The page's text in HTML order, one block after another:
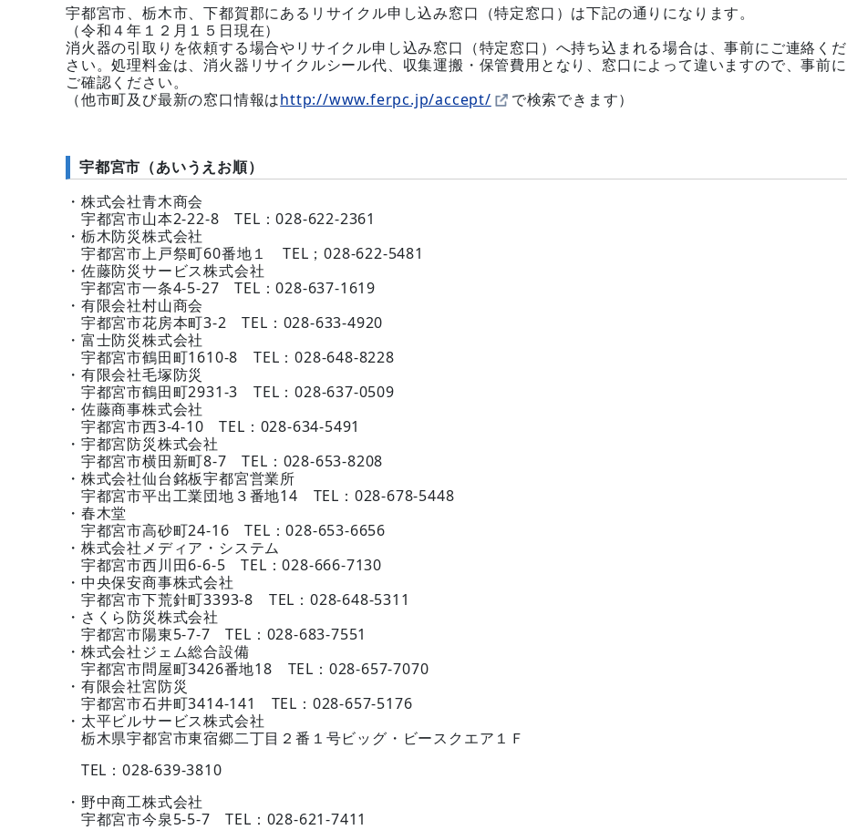
宇都宮市、栃木市、下都賀郡にあるリサイクル申し込み窓口（特定窓口）は下記の通りになります。
（令和４年１２月１５日現在）
消火器の引取りを依頼する場合やリサイクル申し込み窓口（特定窓口）へ持ち込まれる場合は、事前にご連絡くだ
さい。処理料金は、消火器リサイクルシール代、収集運搬・保管費用となり、窓口によって違いますので、事前に
ご確認ください。
（他市町及び最新の窓口情報はhttp://www.ferpc.jp/accept/ で検索できます）
宇都宮市（あいうえお順）
・株式会社青木商会
宇都宮市山本2-22-8 TEL：028-622-2361
・栃木防災株式会社
宇都宮市上戸祭町60番地１ TEL；028-622-5481
・佐藤防災サービス株式会社
宇都宮市一条4-5-27 TEL：028-637-1619
・有限会社村山商会
宇都宮市花房本町3-2 TEL：028-633-4920
・富士防災株式会社
宇都宮市鶴田町1610-8 TEL：028-648-8228
・有限会社毛塚防災
宇都宮市鶴田町2931-3 TEL：028-637-0509
・佐藤商事株式会社
宇都宮市西3-4-10 TEL：028-634-5491
・宇都宮防災株式会社
宇都宮市横田新町8-7 TEL：028-653-8208
・株式会社仙台銘板宇都宮営業所
宇都宮市平出工業団地３番地14 TEL：028-678-5448
・春木堂
宇都宮市高砂町24-16 TEL：028-653-6656
・株式会社メディア・システム
宇都宮市西川田6-6-5 TEL：028-666-7130
・中央保安商事株式会社
宇都宮市下荒針町3393-8 TEL：028-648-5311
・さくら防災株式会社
宇都宮市陽東5-7-7 TEL：028-683-7551
・株式会社ジェム総合設備
宇都宮市問屋町3426番地18 TEL：028-657-7070
・有限会社宮防災
宇都宮市石井町3414-141 TEL：028-657-5176
・太平ビルサービス株式会社
栃木県宇都宮市東宿郷二丁目２番１号ビッグ・ビースクエア１Ｆ
TEL：028-639-3810
・野中商工株式会社
宇都宮市今泉5-5-7 TEL：028-621-7411